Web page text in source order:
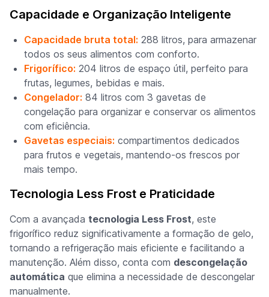
Capacidade e Organização Inteligente
Capacidade bruta total: 288 litros, para armazenar
todos os seus alimentos com conforto.
Frigorífico: 204 litros de espaço útil, perfeito para
frutas, legumes, bebidas e mais.
Congelador: 84 litros com 3 gavetas de
congelação para organizar e conservar os alimentos
com eficiência.
Gavetas especiais: compartimentos dedicados
para frutos e vegetais, mantendo-os frescos por
mais tempo.
Tecnologia Less Frost e Praticidade
Com a avançada tecnologia Less Frost, este
frigorífico reduz significativamente a formação de gelo,
tornando a refrigeração mais eficiente e facilitando a
manutenção. Além disso, conta com descongelação
automática que elimina a necessidade de descongelar
manualmente.